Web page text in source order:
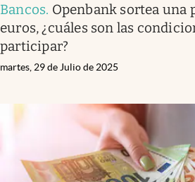
Bancos. Openbank sortea una
euros, ¿cuáles son las
participar?
martes, 29 de Julio de 2025